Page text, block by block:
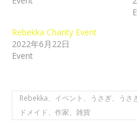
Rebekka Charity Event
2022年6月22日
Event
Rebekka、イベント、うさぎ、うさ
ドメイド、作家、雑貨